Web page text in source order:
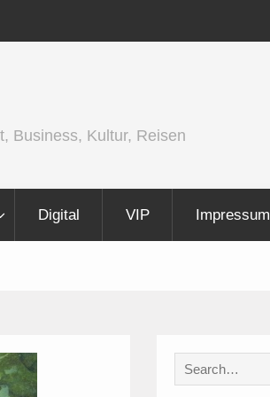
Business, Kultur, Reisen
Digital VIP Impressum
Search
for: